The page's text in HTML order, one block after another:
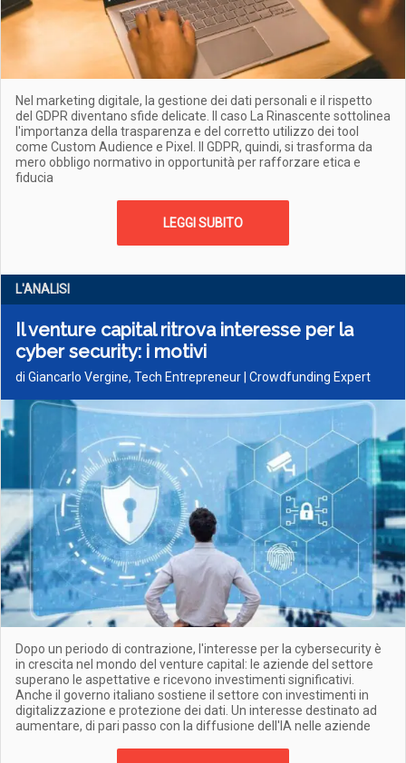
Nel marketing digitale, la gestione dei dati personali e il rispetto
del GDPR diventano sfide delicate. Il caso La Rinascente sottolinea
l'importanza della trasparenza e del corretto utilizzo dei tool
come Custom Audience e Pixel. Il GDPR, quindi, si trasforma da
mero obbligo normativo in opportunità per rafforzare etica e
fiducia
LEGGI SUBITO
L'ANALISI
Il venture capital ritrova interesse per la
cyber security: i motivi
di Giancarlo Vergine, Tech Entrepreneur | Crowdfunding Expert
Dopo un periodo di contrazione, l'interesse per la cybersecurity è
in crescita nel mondo del venture capital: le aziende del settore
superano le aspettative e ricevono investimenti significativi.
Anche il governo italiano sostiene il settore con investimenti in
digitalizzazione e protezione dei dati. Un interesse destinato ad
aumentare, di pari passo con la diffusione dell'IA nelle aziende